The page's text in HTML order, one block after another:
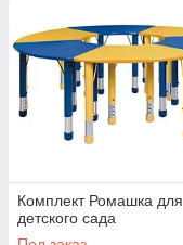
Комплект Ромашка для
детского сада